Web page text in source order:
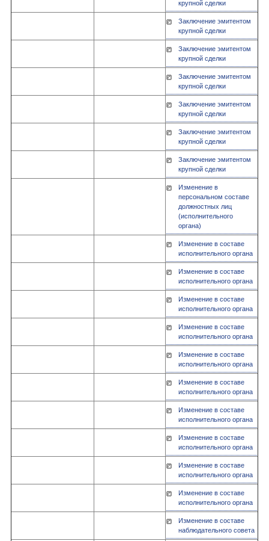
крупной сделки
Заключение эмитентом
крупной сделки
Заключение эмитентом
крупной сделки
Заключение эмитентом
крупной сделки
Заключение эмитентом
крупной сделки
Заключение эмитентом
крупной сделки
Заключение эмитентом
крупной сделки
Изменение в
персональном составе
должностных лиц
(исполнительного
органа)
Изменение в составе
исполнительного органа
Изменение в составе
исполнительного органа
Изменение в составе
исполнительного органа
Изменение в составе
исполнительного органа
Изменение в составе
исполнительного органа
Изменение в составе
исполнительного органа
Изменение в составе
исполнительного органа
Изменение в составе
исполнительного органа
Изменение в составе
исполнительного органа
Изменение в составе
исполнительного органа
Изменение в составе
наблюдательного совета